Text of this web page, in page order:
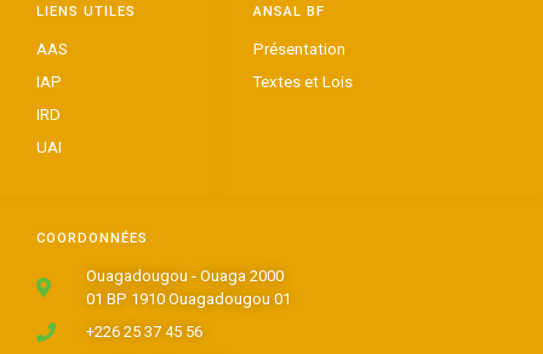
COORDONNÉES
Ouagadougou - Ouaga 2000
01 BP 1910 Ouagadougou 01
+226 25 37 45 56
ANSAL BF
Présentation
Textes et Lois
LIENS UTILES
AAS
IAP
IRD
UAI